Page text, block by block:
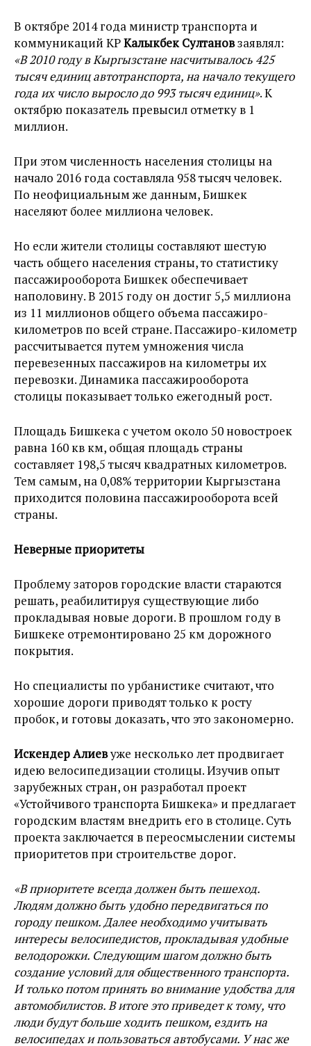
В октябре 2014 года министр транспорта и
коммуникаций КРКалыкбек Султановзаявлял:
«В 2010 году в Кыргызстане насчитывалось 425
тысяч единиц автотранспорта, на начало текущего
года их число выросло до 993 тысяч единиц». К
октябрю показатель превысил отметку в 1
миллион.
При этом численность населения столицы на
начало 2016 года составляла 958 тысяч человек.
По неофициальным же данным, Бишкек
населяют более миллиона человек.
Но если жители столицы составляют шестую
часть общего населения страны, то статистику
пассажирооборота Бишкек обеспечивает
наполовину. В 2015 году он достиг 5,5 миллиона
из 11 миллионов общего объема пассажиро-
километров по всей стране. Пассажиро-километр
рассчитывается путем умножения числа
перевезенных пассажиров на километры их
перевозки. Динамика пассажирооборота
столицы показывает только ежегодный рост.
Площадь Бишкека с учетом около 50 новостроек
равна 160 кв км, общая площадь страны
составляет 198,5 тысяч квадратных километров.
Тем самым, на 0,08% территории Кыргызстана
приходится половина пассажирооборота всей
страны.
Неверные приоритеты
Проблему заторов городские власти стараются
решать, реабилитируя существующие либо
прокладывая новые дороги. В прошлом году в
Бишкеке отремонтировано 25 км дорожного
покрытия.
Но специалисты по урбанистике считают, что
хорошие дороги приводят только к росту
пробок, и готовы доказать, что это закономерно.
Искендер Алиевуже несколько лет продвигает
идею велосипедизации столицы. Изучив опыт
зарубежных стран, он разработал проект
«Устойчивого транспорта Бишкека» и предлагает
городским властям внедрить его в столице. Суть
проекта заключается в переосмыслении системы
приоритетов при строительстве дорог.
«В приоритете всегда должен быть пешеход.
Людям должно быть удобно передвигаться по
городу пешком. Далее необходимо учитывать
интересы велосипедистов, прокладывая удобные
велодорожки. Следующим шагом должно быть
создание условий для общественного транспорта.
И только потом принять во внимание удобства для
автомобилистов. В итоге это приведет к тому, что
люди будут больше ходить пешком, ездить на
велосипедах и пользоваться автобусами. У нас же